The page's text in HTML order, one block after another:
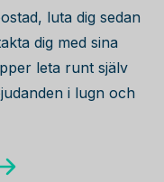
luta dig sedan
dig med sina
leta runt själv
i lugn och